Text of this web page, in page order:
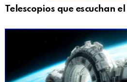
Telescopios que escuchan